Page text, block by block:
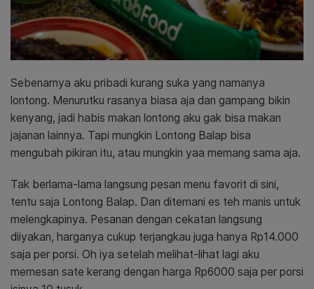
Sebenarnya aku pribadi kurang suka yang namanya
lontong. Menurutku rasanya biasa aja dan gampang bikin
kenyang, jadi habis makan lontong aku gak bisa makan
jajanan lainnya. Tapi mungkin Lontong Balap bisa
mengubah pikiran itu, atau mungkin yaa memang sama aja.
Tak berlama-lama langsung pesan menu favorit di sini,
tentu saja Lontong Balap. Dan ditemani es teh manis untuk
melengkapinya. Pesanan dengan cekatan langsung
diiyakan, harganya cukup terjangkau juga hanya Rp14.000
saja per porsi. Oh iya setelah melihat-lihat lagi aku
memesan sate kerang dengan harga Rp6000 saja per porsi